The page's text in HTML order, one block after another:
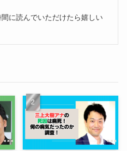
に読んでいただけたら嬉しい